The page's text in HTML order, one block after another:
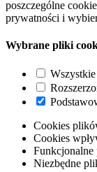
poszczególne
prywatności i
Wybrane pliki
Wszystkie
Cookies
Cookies
Niezbędne